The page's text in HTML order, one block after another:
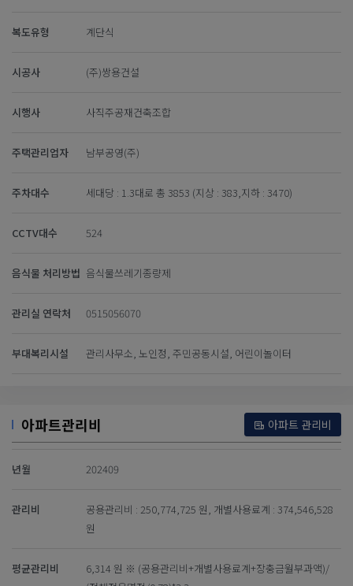
복도유형 계단식
시공사 (주)쌍용건설
시행사 사직주공재건축조합
주택관리업자 남부공영(주)
주차대수 세대당 : 1.3대로 총 3853 (지상 : 383,지하 : 3470)
CCTV대수 524
음식물 처리방법 음식물쓰레기종량제
관리실 연락처 0515056070
부대복리시설 관리사무소, 노인정, 주민공동시설, 어린이놀이터
아파트관리비 아파트 관리비
년월 202409
관리비
공용관리비 : 250,774,725 원, 개별사용료계 : 374,546,528
원
평균관리비
6,314 원 ※ (공용관리비+개별사용료계+장충금월부과액)/